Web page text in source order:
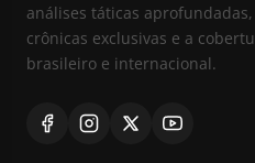
análises táticas
crônicas exclusivas e a
brasileiro e internacional.